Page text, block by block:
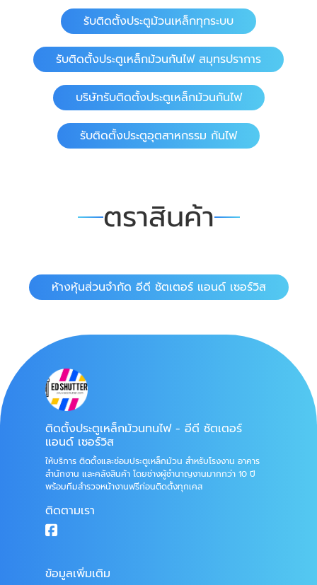
รับติดตั้งประตูม้วนเหล็กทุกระบบ
รับติดตั้งประตูเหล็กม้วนกันไฟ สมุทรปราการ
บริษัทรับติดตั้งประตูเหล็กม้วนกันไฟ
รับติดตั้งประตูอุตสาหกรรม กันไฟ
ตราสินค้า
ห้างหุ้นส่วนจำกัด อีดี ชัตเตอร์ แอนด์ เซอร์วิส
ติดตั้งประตูเหล็กม้วนทนไฟ - อีดี ชัตเตอร์
แอนด์ เซอร์วิส
ให้บริการ ติดตั้งและซ่อมประตูเหล็กม้วน สำหรับโรงงาน อาคาร
สำนักงาน และคลังสินค้า โดยช่างผู้ชำนาญงานมากกว่า 10 ปี
พร้อมทีมสำรวจหน้างานฟรีก่อนติดตั้งทุกเคส
ติดตามเรา
ข้อมูลเพิ่มเติม